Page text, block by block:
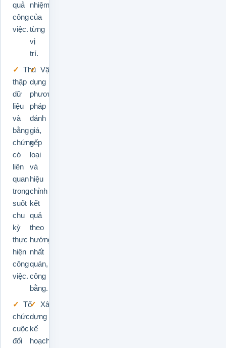
quả
công
việc.
nhiệm
của
từng
vị
trí.
Thu
thập
dữ
liệu
và
bằng
chứng
có
liên
quan
trong
suốt
chu
kỳ
thực
hiện
công
việc.
Vận
dụng
phương
pháp
đánh
giá,
xếp
loại
và
hiệu
chỉnh
kết
quả
theo
hướng
nhất
quán,
công
bằng.
Tổ
chức
cuộc
đối
Xây
dựng
kế
hoạch